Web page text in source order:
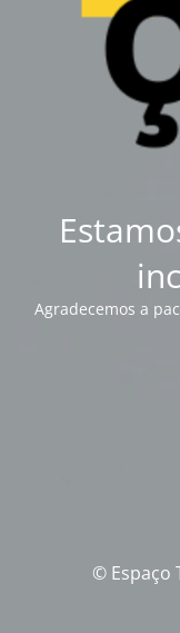
Agradecemos a
© Espaço